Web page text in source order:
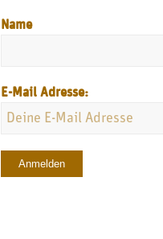
Name
E-Mail Adresse: